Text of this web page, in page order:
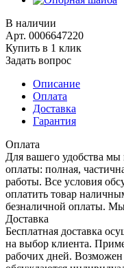
В наличии
Арт. 0006647220
Купить в 1 клик
Задать вопрос
Описание
Оплата
Доставка
Гарантия
Оплата
Для вашего удобства мы
оплаты: полная,
работы. Все условия
оплатить товар
безналичной оплаты.
Доставка
Бесплатная доставка
на выбор клиента.
рабочих дней.